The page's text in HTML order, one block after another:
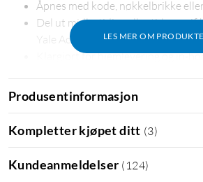
LES MER OM
Åpnes med kode, nøkkelbrikke
Del ut midlertidige eller
Yale Access
Klargjort for hjemlevering og in-
Innebygd dørklokke
Mekanisk nødåpning fra innsiden
Nødstrøm fra utsiden med 9-volts
Yale Doorman L3S er en sikker
SSF, som sikrer både mekanisk og
3522).
Produsentinformasjon
Kompletter kjøpet ditt (3)
Kundeanmeldelser ( 124)